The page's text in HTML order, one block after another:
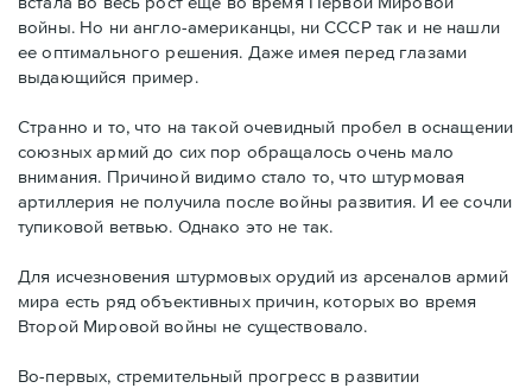
войны. Но ни англо-американцы, ни СССР так и не нашли
ее оптимального решения. Даже имея перед глазами
выдающийся пример.
Странно и то, что на такой очевидный пробел в оснащении
союзных армий до сих пор обращалось очень мало
внимания. Причиной видимо стало то, что штурмовая
артиллерия не получила после войны развития. И ее сочли
тупиковой ветвью. Однако это не так.
Для исчезновения штурмовых орудий из арсеналов армий
мира есть ряд объективных причин, которых во время
Второй Мировой войны не существовало.
Во-первых, стремительный прогресс в развитии